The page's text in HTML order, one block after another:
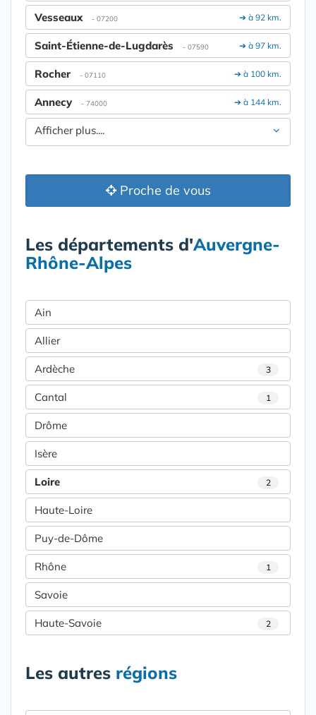
➔ à 92 km.
Vesseaux - 07200
➔ à 97 km.
Saint-Étienne-de-Lugdarès - 07590
➔ à 100 km.
Rocher - 07110
➔ à 144 km.
Annecy - 74000
Afficher plus....
Proche de vous
Les départements d'Auvergne-
Rhône-Alpes
Ain
Allier
Ardèche 3
Cantal 1
Drôme
Isère
Loire 2
Haute-Loire
Puy-de-Dôme
Rhône 1
Savoie
Haute-Savoie 2
Les autres régions